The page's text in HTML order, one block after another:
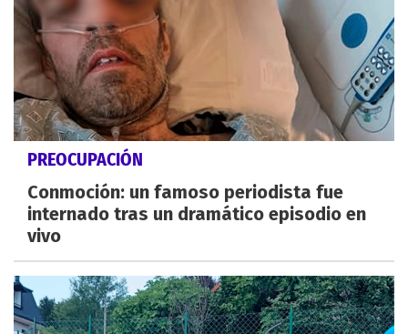
PREOCUPACIÓN
Conmoción: un famoso periodista fue
internado tras un dramático episodio en
vivo